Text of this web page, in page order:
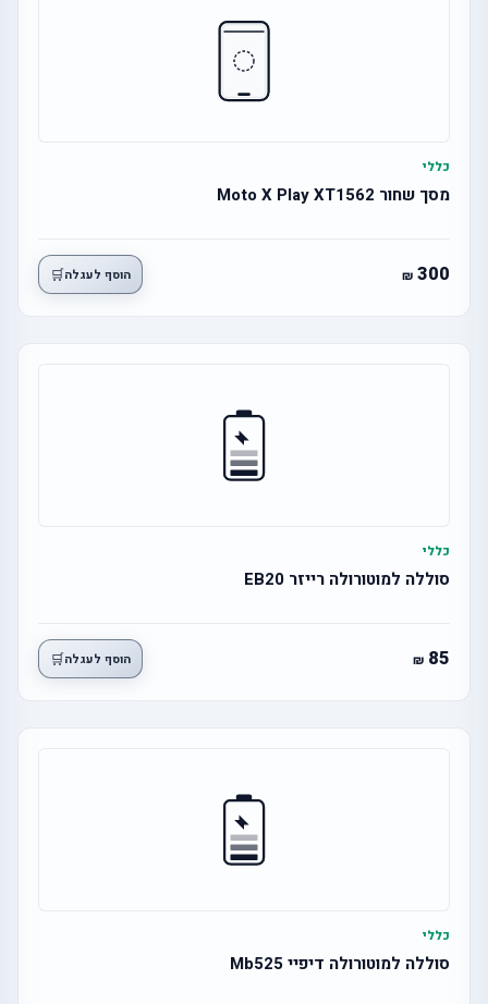
כללי
מסך שחור Moto X Play XT1562
300 הוסף לעגלה🛒
כללי
סוללה למוטורולה רייזר EB20
85 הוסף לעגלה🛒
כללי
סוללה למוטורולה דיפיי Mb525